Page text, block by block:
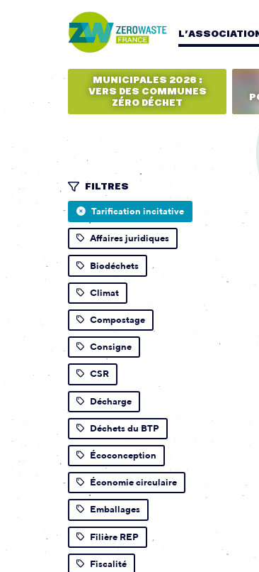
MUNICIPALES 2026 :
VERS DES COMMUNES
ZÉRO DÉCHET
FILTRES
Tarification incitative
Affaires juridiques
Biodéchets
Climat
Compostage
Consigne
CSR
Décharge
Déchets du BTP
Écoconception
Économie circulaire
Emballages
Filière REP
Fiscalité